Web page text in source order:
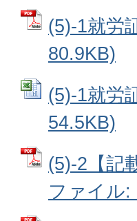
(5)-1就労
80.9KB)
(5)-1就労
54.5KB)
(5)-2【記
ファイル: